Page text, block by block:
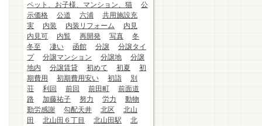
ペット、お子様、マンション、猫
公
示価格
公道 六浦
共用施設充
実
内装 内装リフォーム
内見
内見可
内覧 再開発 写真
冬
冬至
凄い 函館 分譲
分譲タイ
プ
分譲マンション 分譲地
分譲
地内
分譲賃貸 初めて 初夏
初
期費用
初期費用安い 初詣
別
荘
利回 前回 前田町
前面道
路
加藤祐子 努力 労力
動物
勤労感謝
勾配天井 北区
北山
田
北山田６丁目 北山田駅
北